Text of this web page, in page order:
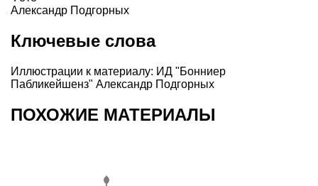
Александр Подгорных
Ключевые слова
Иллюстрации к материалу: ИД "Бонниер
Пабликейшенз" Александр Подгорных
ПОХОЖИЕ МАТЕРИАЛЫ